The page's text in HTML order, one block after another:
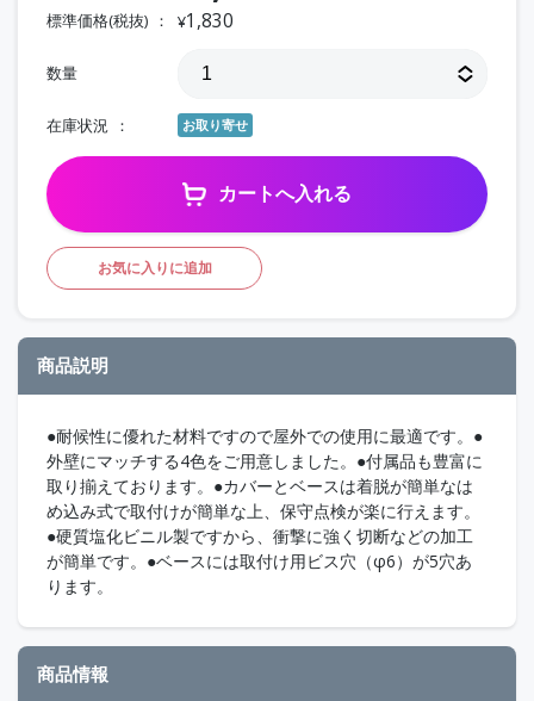
標準価格(税抜) ¥1,830
数量
在庫状況 お取り寄せ
カートへ入れる
お気に入りに追加
商品説明
●耐候性に優れた材料ですので屋外での使用に最適です。●
外壁にマッチする4色をご用意しました。●付属品も豊富に
取り揃えております。●カバーとベースは着脱が簡単なは
め込み式で取付けが簡単な上、保守点検が楽に行えます。
●硬質塩化ビニル製ですから、衝撃に強く切断などの加工
が簡単です。●ベースには取付け用ビス穴（φ6）が5穴あ
ります。
商品情報